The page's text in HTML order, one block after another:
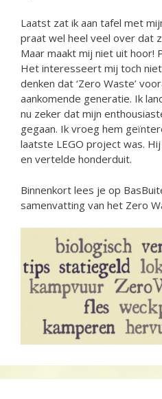
Laatst zat ik aan tafel met
praat wel heel veel over dat
Maar maakt mij niet uit hoor!
Het interesseert mij toch
denken dat ‘Zero Waste’
aankomende generatie. Ik
nu zeker dat mijn
gegaan. Ik vroeg hem
laatste LEGO project was.
en vertelde honderduit.
Binnenkort lees je op
samenvatting van het Zero